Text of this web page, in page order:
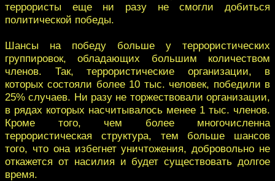
террористы еще ни разу не смогли добиться
политической победы.
Шансы на победу больше у террористических
группировок, обладающих большим количеством
членов. Так, террористические организации, в
которых состояли более 10 тыс. человек, победили в
25% случаев. Ни разу не торжествовали организации,
в рядах которых насчитывалось менее 1 тыс. членов.
Кроме того, чем более многочисленна
террористическая структура, тем больше шансов
того, что она избегнет уничтожения, добровольно не
откажется от насилия и будет существовать долгое
время.